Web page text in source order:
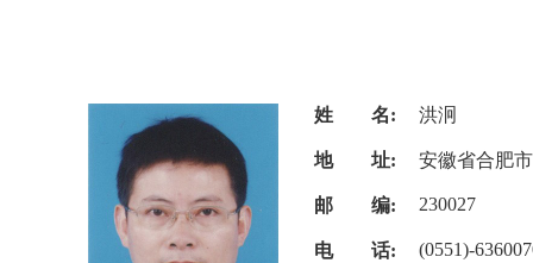
姓 名: 洪泂
地 址: 安徽省合肥
邮 编: 230027
电 话: (0551)-